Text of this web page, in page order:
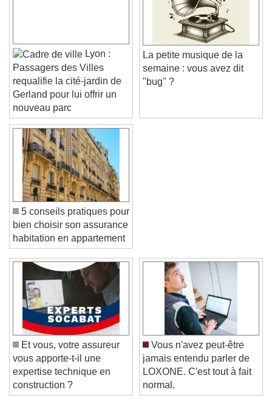
Video Player is loading.
Play Video
Play
Skip Backward
Skip Forward
Unmute
Current Time0:00
/
Duration-:-
Loaded
Stream TypeLIVE
Lyon :
Passagers des Villes
requalifie la cité-jardin de
Gerland pour lui offrir un
nouveau parc
La petite musique de la
semaine : vous avez dit
5 conseils pratiques pour
bien choisir son assurance
habitation en appartement
Et vous, votre assureur
vous apporte-t-il une
expertise technique en
construction ?
Vous n'avez peut-être
jamais entendu parler de
LOXONE. C'est tout à fait
normal.